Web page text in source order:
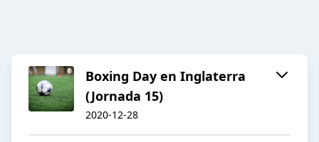
Boxing Day en Inglaterra
(Jornada 15)
2020-12-28